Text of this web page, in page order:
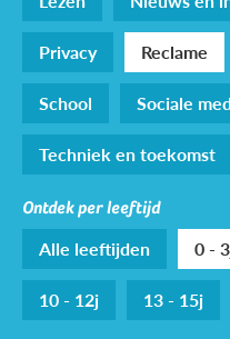
Privacy
Reclame
School
Sociale
Techniek en toekomst
Ontdek per leeftijd
Alle leeftijden 0 -
10 - 12j
13 - 15j